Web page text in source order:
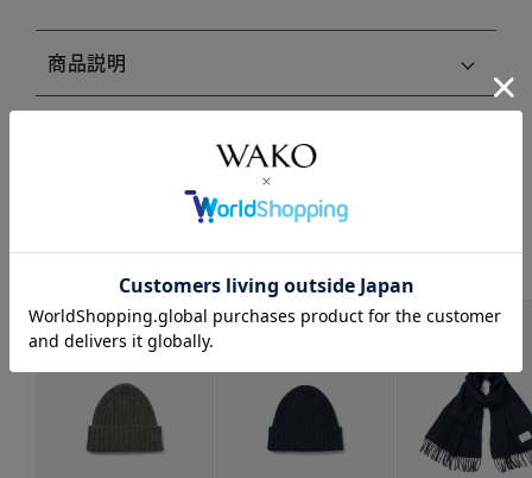
商品説明
注意事項・キャンセル・返品
関連商品はこちら